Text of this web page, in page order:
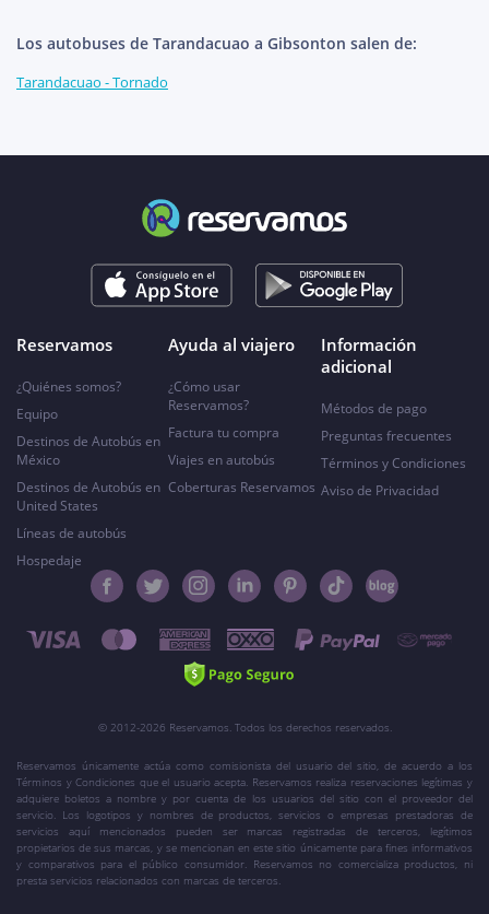
Los autobuses de Tarandacuao a Gibsonton salen de:
Tarandacuao - Tornado
Reservamos
¿Quiénes somos?
Equipo
Destinos de Autobús en
México
Destinos de Autobús en
United States
Líneas de autobús
Hospedaje
Ayuda al viajero
¿Cómo usar
Reservamos?
Factura tu compra
Viajes en autobús
Coberturas Reservamos
Información
adicional
Métodos de pago
Preguntas frecuentes
Términos y Condiciones
Aviso de Privacidad
© 2012-2026 Reservamos. Todos los derechos reservados.
Reservamos únicamente actúa como comisionista del usuario del sitio, de acuerdo a los
Términos y Condiciones que el usuario acepta. Reservamos realiza reservaciones legítimas y
adquiere boletos a nombre y por cuenta de los usuarios del sitio con el proveedor del
servicio. Los logotipos y nombres de productos, servicios o empresas prestadoras de
servicios aquí mencionados pueden ser marcas registradas de terceros, legítimos
propietarios de sus marcas, y se mencionan en este sitio únicamente para fines informativos
y comparativos para el público consumidor. Reservamos no comercializa productos, ni
presta servicios relacionados con marcas de terceros.